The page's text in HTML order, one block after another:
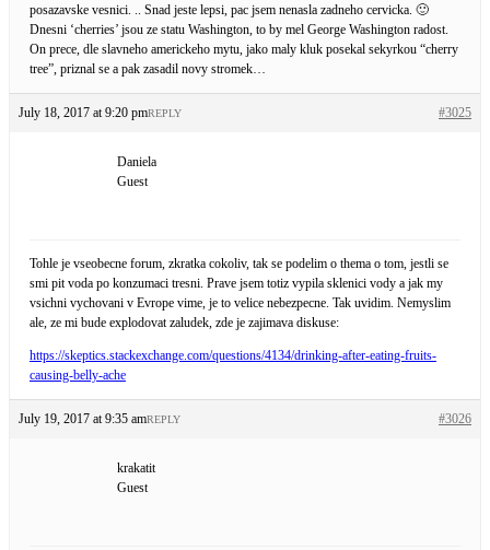
posazavske vesnici. .. Snad jeste lepsi, pac jsem nenasla zadneho cervicka. 🙂
Dnesni ‘cherries’ jsou ze statu Washington, to by mel George Washington radost.
On prece, dle slavneho americkeho mytu, jako maly kluk posekal sekyrkou “cherry
tree”, priznal se a pak zasadil novy stromek…
July 18, 2017 at 9:20 pm #3025
REPLY
Daniela
Guest
Tohle je vseobecne forum, zkratka cokoliv, tak se podelim o thema o tom, jestli se
smi pit voda po konzumaci tresni. Prave jsem totiz vypila sklenici vody a jak my
vsichni vychovani v Evrope vime, je to velice nebezpecne. Tak uvidim. Nemyslim
ale, ze mi bude explodovat zaludek, zde je zajimava diskuse:
https://skeptics.stackexchange.com/questions/4134/drinking-after-eating-fruits-
causing-belly-ache
July 19, 2017 at 9:35 am #3026
REPLY
krakatit
Guest